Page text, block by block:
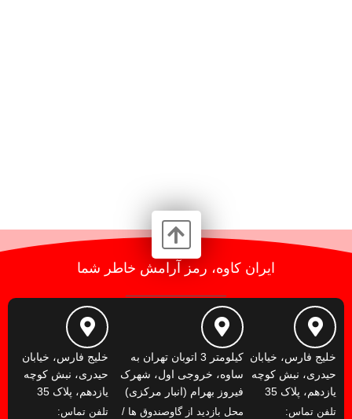
ایران کاوه، رمز آرامش خاطر شما
خلیج فارس، خیابان
حیدری، نبش کوچه
یازدهم، پلاک 35
تلفن تماس:
کیلومتر 3 اتوبان تهران به
ساوه، خروجی اول، شهرک
فیروز بهرام (انبار مرکزی)
محل بازدید از گاوصندوق ها /
خلیج فارس، خیابان
حیدری، نبش کوچه
یازدهم، پلاک 35
تلفن تماس: